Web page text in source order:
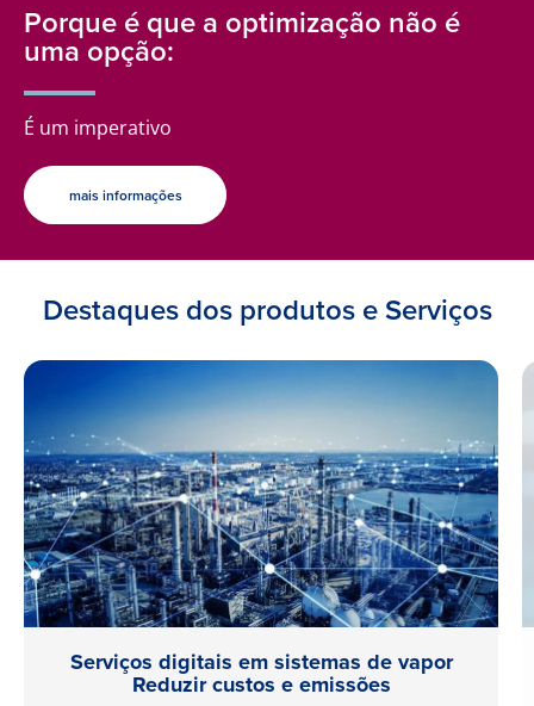
Porque é que a optimização não é
uma opção:
É um imperativo
mais informações
Destaques dos produtos e Serviços
Serviços digitais em sistemas de vapor
Reduzir custos e emissões